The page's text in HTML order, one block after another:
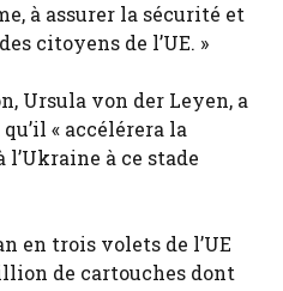
à assurer la sécurité et
citoyens de l’UE. »
Ursula von der Leyen, a
« accélérera la
à ce stade
en trois volets de l’UE
de cartouches dont